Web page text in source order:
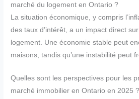
marché du logement en Ontario ?
La situation économique, y compris
des taux d’intérêt, a un impact direct
logement. Une économie stable peut
maisons, tandis qu’une instabilité peut
Quelles sont les perspectives pour les
marché immobilier en Ontario en 2025 ?